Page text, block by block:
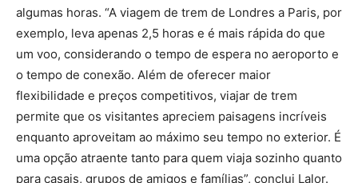
algumas horas. “A viagem de trem de Londres a Paris, por
exemplo, leva apenas 2,5 horas e é mais rápida do que
um voo, considerando o tempo de espera no aeroporto e
o tempo de conexão. Além de oferecer maior
flexibilidade e preços competitivos, viajar de trem
permite que os visitantes apreciem paisagens incríveis
enquanto aproveitam ao máximo seu tempo no exterior. É
uma opção atraente tanto para quem viaja sozinho quanto
para casais, grupos de amigos e famílias”, conclui Lalor.